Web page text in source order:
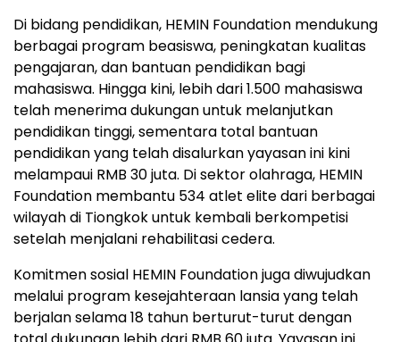
Di bidang pendidikan, HEMIN Foundation mendukung
berbagai program beasiswa, peningkatan kualitas
pengajaran, dan bantuan pendidikan bagi
mahasiswa. Hingga kini, lebih dari 1.500 mahasiswa
telah menerima dukungan untuk melanjutkan
pendidikan tinggi, sementara total bantuan
pendidikan yang telah disalurkan yayasan ini kini
melampaui RMB 30 juta. Di sektor olahraga, HEMIN
Foundation membantu 534 atlet elite dari berbagai
wilayah di Tiongkok untuk kembali berkompetisi
setelah menjalani rehabilitasi cedera.
Komitmen sosial HEMIN Foundation juga diwujudkan
melalui program kesejahteraan lansia yang telah
berjalan selama 18 tahun berturut-turut dengan